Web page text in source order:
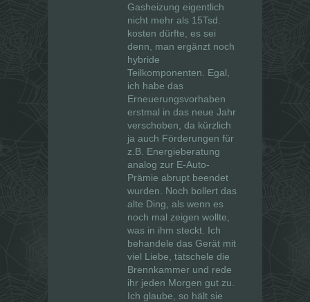
Gasheizung eigentlich
nicht mehr als 15Tsd.
kosten dürfte, es sei
denn, man ergänzt noch
hybride
Teilkomponenten. Egal,
ich habe das
Erneuerungsvorhaben
erstmal in das neue Jahr
verschoben, da kürzlich
ja auch Förderungen für
z.B. Energieberatung
analog zur E-Auto-
Prämie abrupt beendet
wurden. Noch bollert das
alte Ding, als wenn es
noch mal zeigen wollte,
was in ihm steckt. Ich
behandele das Gerät mit
viel Liebe, tätschele die
Brennkammer und rede
ihr jeden Morgen gut zu.
Ich glaube, so hält sie